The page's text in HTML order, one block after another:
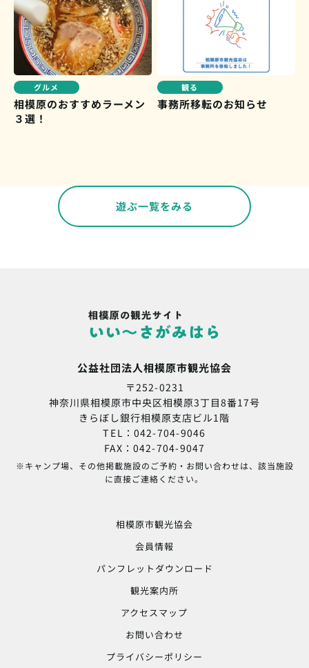
グルメ
相模原のおすすめラーメン
３選！
観る
事務所移転のお知らせ
遊ぶ一覧をみる
公益社団法人相模原市観光協会
〒252-0231
神奈川県相模原市中央区相模原3丁目8番17号
きらぼし銀行相模原支店ビル1階
TEL：042-704-9046
FAX：042-704-9047
※キャンプ場、その他掲載施設のご予約・お問い合わせは、該当施設
に直接ご連絡ください。
相模原市観光協会
会員情報
パンフレットダウンロード
観光案内所
アクセスマップ
お問い合わせ
プライバシーポリシー